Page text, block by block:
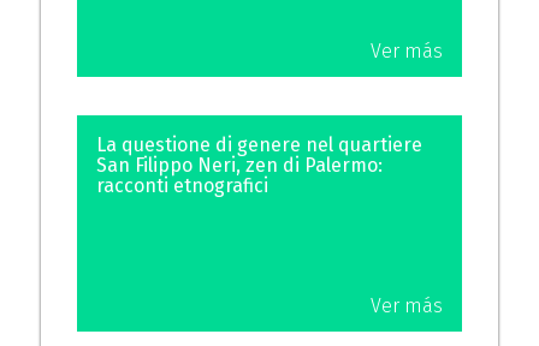
Ver más
La questione di genere nel quartiere
San Filippo Neri, zen di Palermo:
racconti etnografici
Ver más